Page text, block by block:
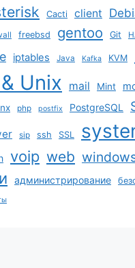
Cacti client
freebsd gentoo Git
iptables Java Kafka KVM
Unix mail Mint
php postfix PostgreSQL
sip ssh SSL
voip web
администрирование